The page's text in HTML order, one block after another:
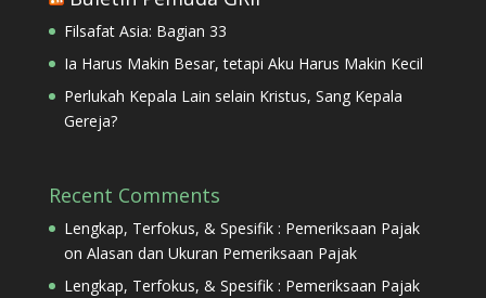
Filsafat Asia: Bagian 33
Ia Harus Makin Besar, tetapi Aku Harus Makin Kecil
Perlukah Kepala Lain selain Kristus, Sang Kepala
Gereja?
Recent Comments
Lengkap, Terfokus, & Spesifik : Pemeriksaan Pajak
on Alasan dan Ukuran Pemeriksaan Pajak
Lengkap, Terfokus, & Spesifik : Pemeriksaan Pajak